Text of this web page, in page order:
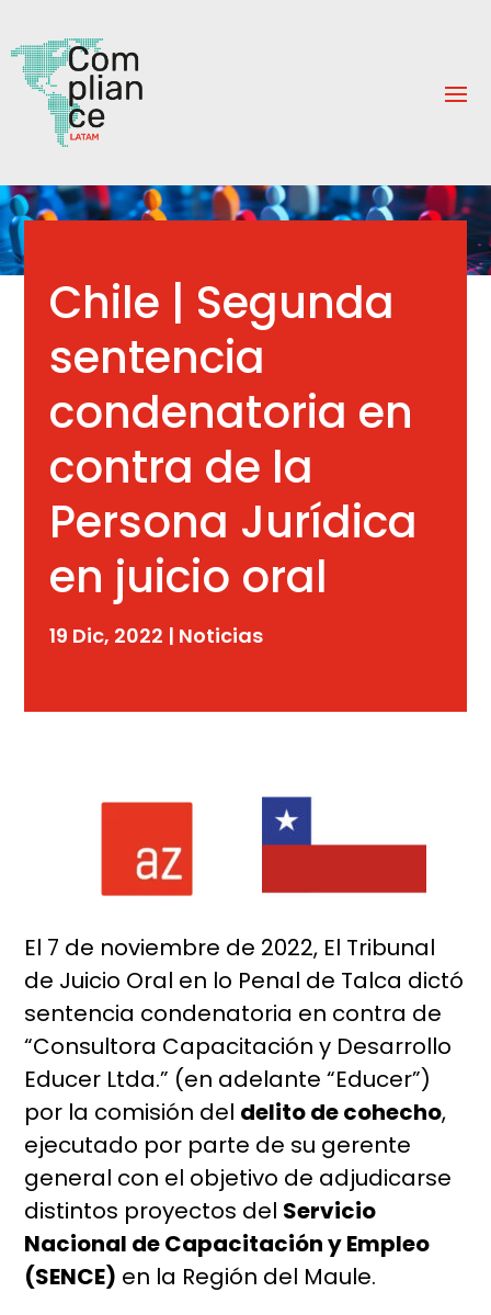
Chile | Segunda
sentencia
condenatoria en
contra de la
Persona Jurídica
en juicio oral
19 Dic, 2022 | Noticias
El 7 de noviembre de 2022, El Tribunal
de Juicio Oral en lo Penal de Talca dictó
sentencia condenatoria en contra de
“Consultora Capacitación y Desarrollo
Educer Ltda.” (en adelante “Educer”)
por la comisión del delito de cohecho,
ejecutado por parte de su gerente
general con el objetivo de adjudicarse
distintos proyectos del Servicio
Nacional de Capacitación y Empleo
(SENCE) en la Región del Maule.